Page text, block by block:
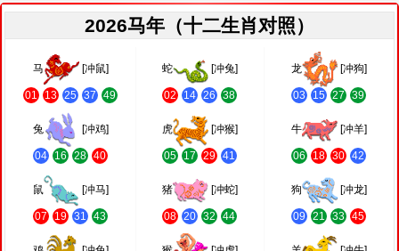
2026马年（十二生肖对照）
马 [冲鼠]
01 13 25 37 49
蛇 [冲兔]
02 14 26 38
龙 [冲狗]
03 15 27 39
兔 [冲鸡]
04 16 28 40
虎 [冲猴]
05 17 29 41
牛 [冲羊]
06 18 30 42
鼠 [冲马]
07 19 31 43
猪 [冲蛇]
08 20 32 44
狗 [冲龙]
09 21 33 45